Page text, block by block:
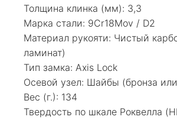
Толщина клинка (мм): 3,3
Марка стали: 9Cr18Mov / D2
Материал рукояти: Чистый
ламинат)
Тип замка: Axis Lock
Осевой узел: Шайбы (бронза
Вес (г.): 134
Твердость по шкале Роквелла